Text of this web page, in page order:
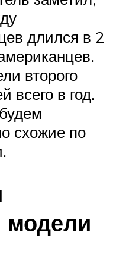
длился в 2
второго
всего в год.
схожие по
модели